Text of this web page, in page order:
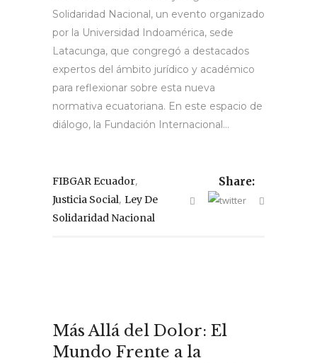
Solidaridad Nacional, un evento organizado
por la Universidad Indoamérica, sede
Latacunga, que congregó a destacados
expertos del ámbito jurídico y académico
para reflexionar sobre esta nueva
normativa ecuatoriana. En este espacio de
diálogo, la Fundación Internacional...
FIBGAR Ecuador,
Justicia Social, Ley De
Solidaridad Nacional
Share:
Más Allá del Dolor: El
Mundo Frente a la